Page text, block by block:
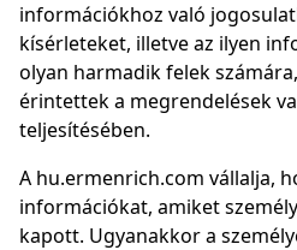
információkhoz való
kísérleteket, illetve az ilyen
olyan harmadik felek
érintettek a megrendelések
teljesítésében.
A hu.ermenrich.com vállalja,
információkat, amiket
kapott. Ugyanakkor a